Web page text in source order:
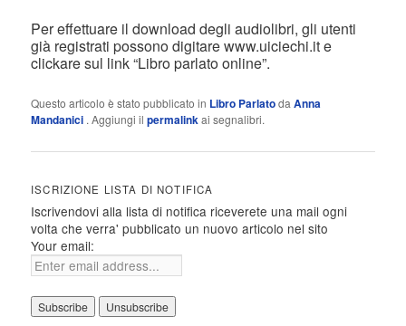
Per effettuare il download degli audiolibri, gli utenti
già registrati possono digitare www.uiciechi.it e
clickare sul link “Libro parlato online”.
Questo articolo è stato pubblicato in Libro ParlatodaAnna
Mandanici . Aggiungi ilpermalinkai segnalibri.
ISCRIZIONE LISTA DI NOTIFICA
Iscrivendovi alla lista di notifica riceverete una mail ogni
volta che verra' pubblicato un nuovo articolo nel sito
Your email: